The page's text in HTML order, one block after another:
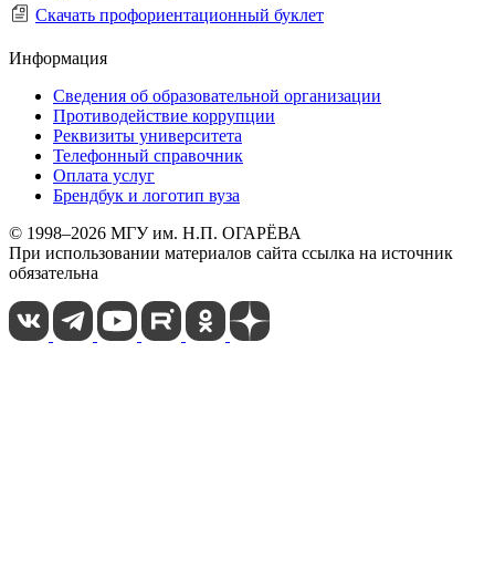
Скачать профориентационный буклет
Информация
Сведения об образовательной организации
Противодействие коррупции
Реквизиты университета
Телефонный справочник
Оплата услуг
Брендбук и логотип вуза
© 1998–2026 МГУ им. Н.П. ОГАРЁВА
При использовании материалов сайта ссылка на источник
обязательна